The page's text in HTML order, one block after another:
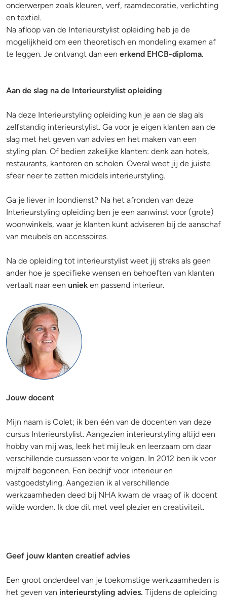
onderwerpen zoals kleuren, verf, raamdecoratie, verlichting
en textiel.
Na afloop van de Interieurstylist opleiding heb je de
mogelijkheid om een theoretisch en mondeling examen af
te leggen. Je ontvangt dan een erkend EHCB-diploma.
Aan de slag na de Interieurstylist opleiding
Na deze Interieurstyling opleiding kun je aan de slag als
zelfstandig interieurstylist. Ga voor je eigen klanten aan de
slag met het geven van advies en het maken van een
styling plan. Of bedien zakelijke klanten: denk aan hotels,
restaurants, kantoren en scholen. Overal weet jij de juiste
sfeer neer te zetten middels interieurstyling.
Ga je liever in loondienst? Na het afronden van deze
Interieurstyling opleiding ben je een aanwinst voor (grote)
woonwinkels, waar je klanten kunt adviseren bij de aanschaf
van meubels en accessoires.
Na de opleiding tot interieurstylist weet jij straks als geen
ander hoe je specifieke wensen en behoeften van klanten
vertaalt naar een uniek en passend interieur.
Jouw docent
Mijn naam is Colet; ik ben één van de docenten van deze
cursus Interieurstylist. Aangezien interieurstyling altijd een
hobby van mij was, leek het mij leuk en leerzaam om daar
verschillende cursussen voor te volgen. In 2012 ben ik voor
mijzelf begonnen. Een bedrijf voor interieur en
vastgoedstyling. Aangezien ik al verschillende
werkzaamheden deed bij NHA kwam de vraag of ik docent
wilde worden. Ik doe dit met veel plezier en creativiteit.
Geef jouw klanten creatief advies
Een groot onderdeel van je toekomstige werkzaamheden is
het geven van interieurstyling advies. Tijdens de opleiding